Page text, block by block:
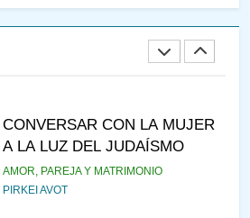
RAZI ¿QUIÉN ES SABIO?
CONVERSAR CON LA MUJER
A LA LUZ DEL JUDAÍSMO
AMOR, PAREJA Y MATRIMONIO
PIRKEI AVOT